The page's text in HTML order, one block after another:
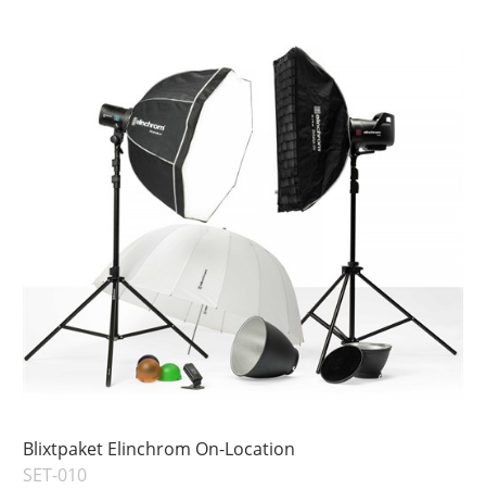
Blixtpaket Elinchrom On-Location
SET-010